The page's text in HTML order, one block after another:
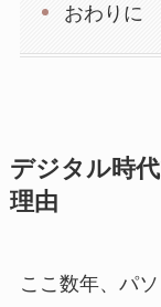
おわりに
デジタル時
理由
ここ数年、パ